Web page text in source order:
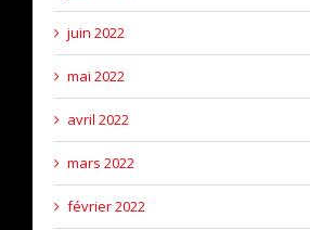
juin 2022
mai 2022
avril 2022
mars 2022
février 2022